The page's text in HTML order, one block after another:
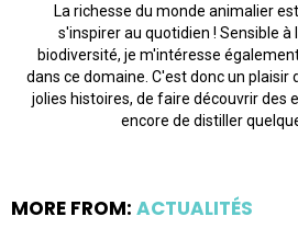
La richesse du monde animalier
s'inspirer au quotidien ! Sensible à
biodiversité, je m'intéresse
dans ce domaine. C'est donc un plaisir
jolies histoires, de faire découvrir des
encore de distiller
MORE FROM: ACTUALITÉS